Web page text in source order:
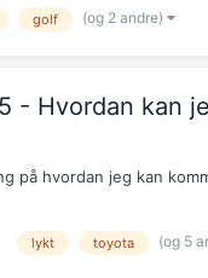
golf (og 2 andre)
- Hvordan kan
på hvordan jeg kan
lykt toyota (og 5